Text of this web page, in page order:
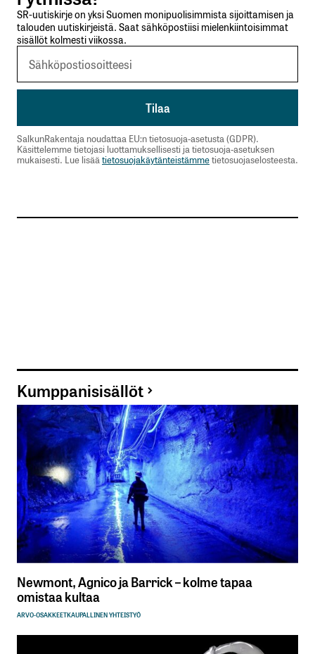
SR-uutiskirje on yksi Suomen monipuolisimmista sijoittamisen ja
talouden uutiskirjeistä. Saat sähköpostiisi mielenkiintoisimmat
sisällöt kolmesti viikossa.
SalkunRakentaja noudattaa EU:n tietosuoja-asetusta (GDPR).
Käsittelemme tietojasi luottamuksellisesti ja tietosuoja-asetuksen
mukaisesti. Lue lisäätietosuojakäytänteistämmetietosuojaselosteesta.
Kumppanisisällöt
Newmont, Agnico ja Barrick – kolme tapaa
omistaa kultaa
ARVO-OSAKKEETKAUPALLINEN YHTEISTYÖ